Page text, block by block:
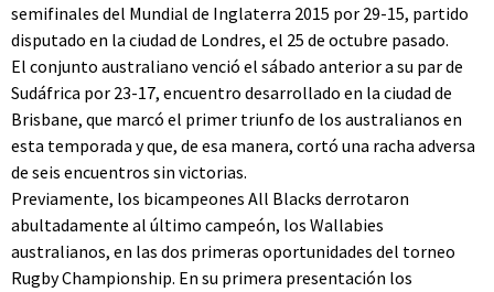
semifinales del Mundial de Inglaterra 2015 por 29-15, partido
disputado en la ciudad de Londres, el 25 de octubre pasado.
El conjunto australiano venció el sábado anterior a su par de
Sudáfrica por 23-17, encuentro desarrollado en la ciudad de
Brisbane, que marcó el primer triunfo de los australianos en
esta temporada y que, de esa manera, cortó una racha adversa
de seis encuentros sin victorias.
Previamente, los bicampeones All Blacks derrotaron
abultadamente al último campeón, los Wallabies
australianos, en las dos primeras oportunidades del torneo
Rugby Championship. En su primera presentación los